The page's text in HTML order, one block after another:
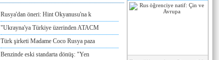
Rusya'dan öneri: Hint Okyanusu'na k
"Ukrayna'ya Türkiye üzerinden ATACM
Türk şirketi Madame Coco Rusya paza
Benzinde eski standarta dönüş: "Yen